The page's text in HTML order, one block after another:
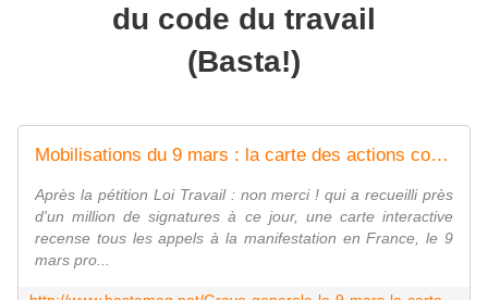
du code du travail
(Basta!)
Mobilisations du 9 mars : la carte des actions contre le démantèlement du droit du travail
Après la pétition Loi Travail : non merci ! qui a recueilli près
d'un million de signatures à ce jour, une carte interactive
recense tous les appels à la manifestation en France, le 9
mars pro...